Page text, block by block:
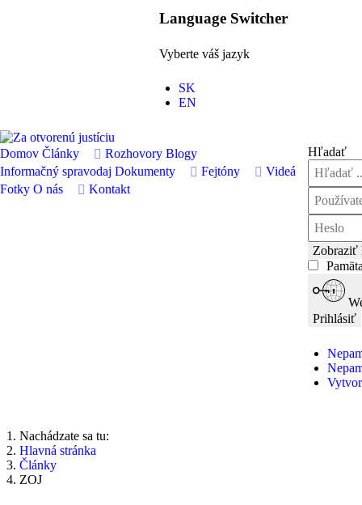
Language Switcher
Vyberte váš jazyk
SK
EN
Domov Články Rozhovory Blogy
Informačný spravodaj Dokumenty Fejtóny
Videá
Fotky O nás Kontakt
Hľadať
Zobraziť
Prihlásiť
Nachádzate sa tu:
Hlavná stránka
Články
ZOJ